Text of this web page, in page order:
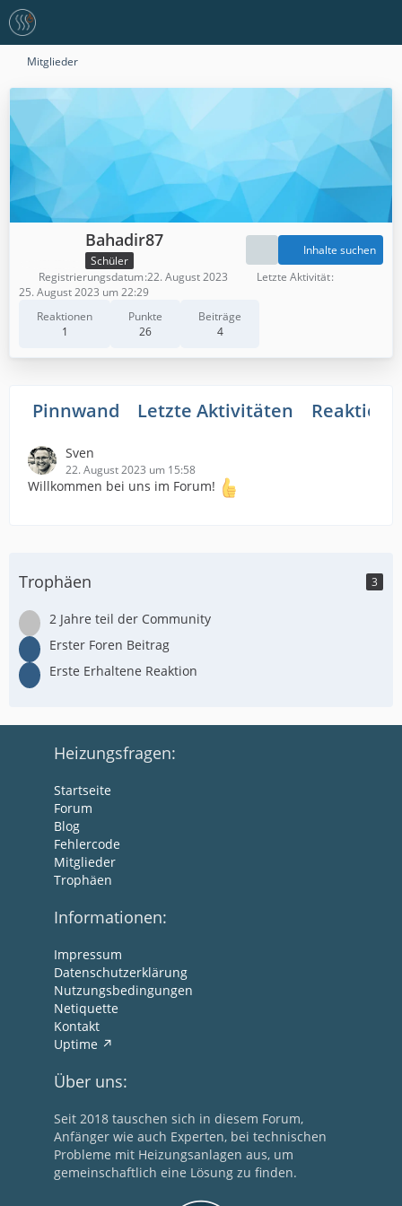
Mitglieder
Bahadir87
Schüler
Reaktionen
1
Punkte
26
Beiträge
4
Inhalte suchen
Registrierungsdatum 22. August 2023
Letzte Aktivität
25. August 2023 um 22:29
Pinnwand Letzte Aktivitäten
Sven
22. August 2023 um 15:58
Willkommen bei uns im Forum!
Trophäen 3
2 Jahre teil der Community
Erster Foren Beitrag
Erste Erhaltene Reaktion
Heizungsfragen:
Startseite
Forum
Blog
Fehlercode
Mitglieder
Trophäen
Informationen:
Impressum
Datenschutzerklärung
Nutzungsbedingungen
Netiquette
Kontakt
Uptime
Über uns:
Seit 2018 tauschen sich in diesem Forum,
Anfänger wie auch Experten, bei technischen
Probleme mit Heizungsanlagen aus, um
gemeinschaftlich eine Lösung zu finden.